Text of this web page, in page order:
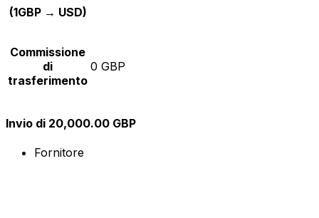
(1GBP → USD)
Commissione
di
trasferimento
0 GBP
Invio di 20,000.00 GBP
Fornitore